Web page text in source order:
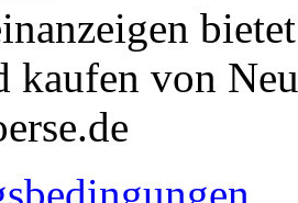
kaufen von